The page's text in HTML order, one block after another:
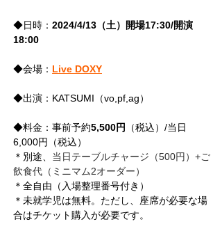
◆日時： 2024/4/13（土）開場17:30/開演
18:00
◆会場： Live DOXY
◆出演：KATSUMI（vo,pf,ag）
◆料金：事前予約5,500円
（税込）/当日
6,000円（税込）
＊別途、 当日テーブルチャージ（500円）+ご
飲食代（ミニマム2オーダー）
＊全自由（入場整理番号付き）
＊未就学児は無料。ただし、座席が必要な場
合はチケット購入が必要です。